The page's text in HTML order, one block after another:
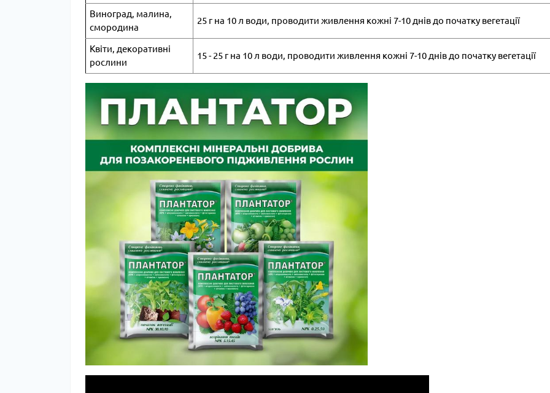
Виноград, малина,
смородина
25 г на 10 л води, проводити живлення кожні 7-10 днів до початку вегетації
Квіти, декоративні
рослини
15 - 25 г на 10 л води, проводити живлення кожні 7-10 днів до початку вегетації